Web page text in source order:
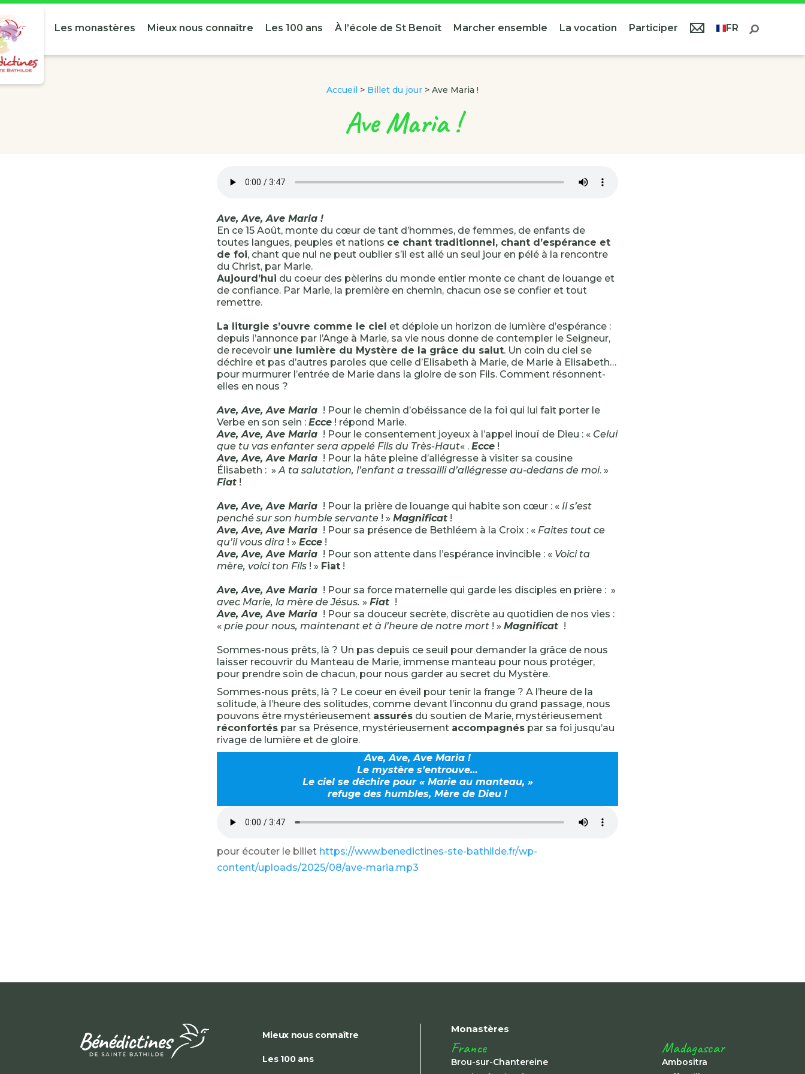
Les monastères Mieux nous connaître Les 100 ans À l’école de St Benoît Marcher ensemble La vocation Participer FR
Accueil > Billet du jour > Ave Maria !
Ave Maria !
Ave, Ave, Ave Maria !
En ce 15 Août, monte du cœur de tant d’hommes, de femmes, de enfants de
toutes langues, peuples et nations ce chant traditionnel, chant d’espérance et
de foi, chant que nul ne peut oublier s’il est allé un seul jour en pélé à la rencontre
du Christ, par Marie.
Aujourd’hui du coeur des pèlerins du monde entier monte ce chant de louange et
de confiance. Par Marie, la première en chemin, chacun ose se confier et tout
remettre.
La liturgie s’ouvre comme le ciel et déploie un horizon de lumière d’espérance :
depuis l’annonce par l’Ange à Marie, sa vie nous donne de contempler le Seigneur,
de recevoir une lumière du Mystère de la grâce du salut. Un coin du ciel se
déchire et pas d’autres paroles que celle d’Elisabeth à Marie, de Marie à Elisabeth…
pour murmurer l’entrée de Marie dans la gloire de son Fils. Comment résonnent-
elles en nous ?
Ave, Ave, Ave Maria ! Pour le chemin d’obéissance de la foi qui lui fait porter le
Verbe en son sein : Ecce ! répond Marie.
Ave, Ave, Ave Maria ! Pour le consentement joyeux à l’appel inouï de Dieu : « Celui
que tu vas enfanter sera appelé Fils du Très-Haut« . Ecce !
Ave, Ave, Ave Maria ! Pour la hâte pleine d’allégresse à visiter sa cousine
Élisabeth : »A ta salutation, l’enfant a tressailli d’allégresse au-dedans de moi. »
Fiat !
Ave, Ave, Ave Maria ! Pour la prière de louange qui habite son cœur : « Il s’est
penché sur son humble servante ! » Magnificat !
Ave, Ave, Ave Maria ! Pour sa présence de Bethléem à la Croix : « Faites tout ce
qu’il vous dira ! » Ecce !
Ave, Ave, Ave Maria ! Pour son attente dans l’espérance invincible : « Voici ta
mère, voici ton Fils ! » Fiat !
Ave, Ave, Ave Maria ! Pour sa force maternelle qui garde les disciples en prière : »
avec Marie, la mère de Jésus. » Fiat !
Ave, Ave, Ave Maria ! Pour sa douceur secrète, discrète au quotidien de nos vies :
« prie pour nous, maintenant et à l’heure de notre mort ! » Magnificat !
Sommes-nous prêts, là ? Un pas depuis ce seuil pour demander la grâce de nous
laisser recouvrir du Manteau de Marie, immense manteau pour nous protéger,
pour prendre soin de chacun, pour nous garder au secret du Mystère.
Sommes-nous prêts, là ? Le coeur en éveil pour tenir la frange ? A l’heure de la
solitude, à l’heure des solitudes, comme devant l’inconnu du grand passage, nous
pouvons être mystérieusement assurés du soutien de Marie, mystérieusement
réconfortés par sa Présence, mystérieusement accompagnés par sa foi jusqu’au
rivage de lumière et de gloire.
Ave, Ave, Ave Maria !
Le mystère s’entrouve…
Le ciel se déchire pour « Marie au manteau, »
refuge des humbles, Mère de Dieu !
pour écouter le billet https://www.benedictines-ste-bathilde.fr/wp-
content/uploads/2025/08/ave-maria.mp3
Mieux nous connaître
Les 100 ans
Monastères
France
Brou-sur-Chantereine
Madagascar
Ambositra